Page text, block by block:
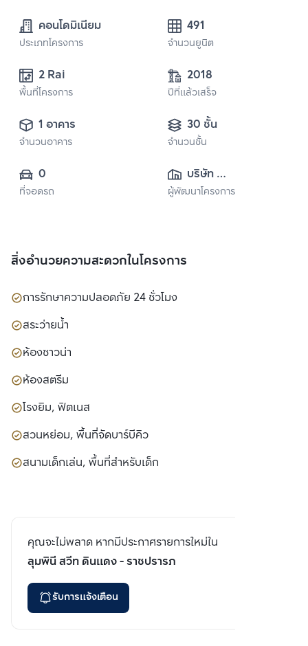
คอนโดมิเนียม
ประเภทโครงการ
491
จำนวนยูนิต
2 Rai
พื้นที่โครงการ
2018
ปีที่แล้วเสร็จ
1 อาคาร
จำนวนอาคาร
30 ชั้น
จำนวนชั้น
0
ที่จอดรถ
บริษัท
แอล.พี.เอ็น.ดี
ผู้พัฒนาโครงการ
สิ่งอำนวยความสะดวกในโครงการ
การรักษาความปลอดภัย 24 ชั่วโมง
สระว่ายน้ำ
ห้องซาวน่า
ห้องสตรีม
โรงยิม, ฟิตเนส
สวนหย่อม, พื้นที่จัดบาร์บีคิว
สนามเด็กเล่น, พื้นที่สำหรับเด็ก
คุณจะไม่พลาด หากมีประกาศรายการใหม่ใน
ลุมพินี สวีท ดินแดง - ราชปรารภ
รับการแจ้งเตือน